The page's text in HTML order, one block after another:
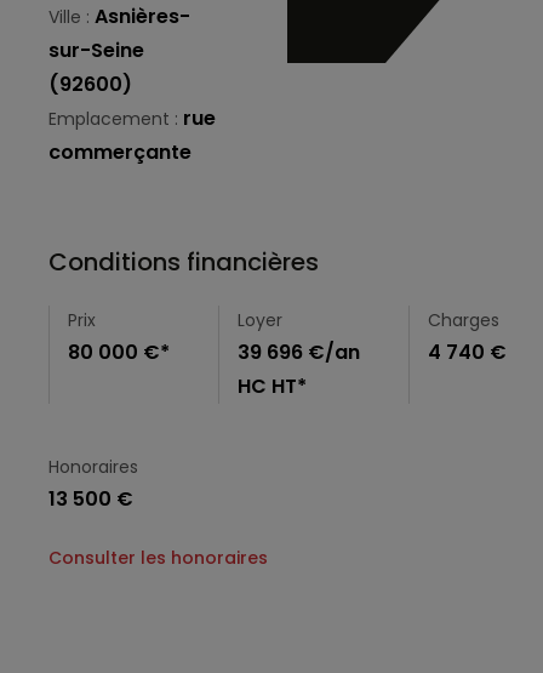
Ville : Asnières-
sur-Seine
(92600)
Emplacement : rue
commerçante
Conditions financières
Prix
80 000 €*
Loyer
39 696 €/an
HC HT*
Charges
4 740 €
Honoraires
13 500 €
Consulter les honoraires